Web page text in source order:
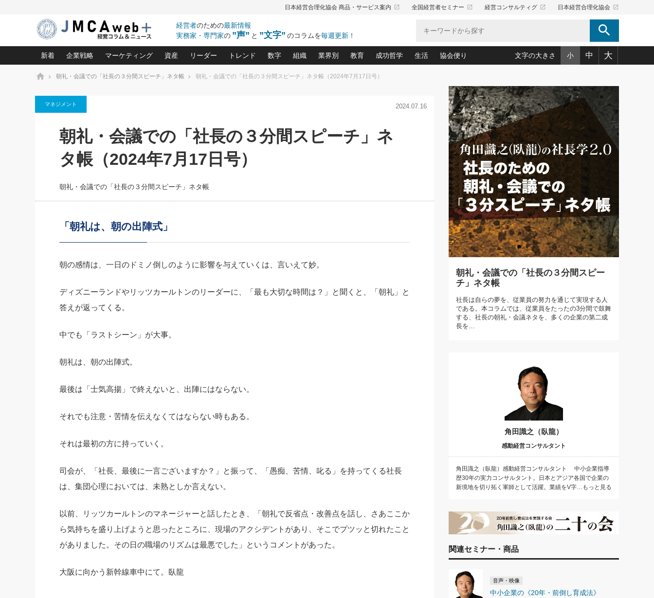
日本経営合理化協会 商品・サービス案内 launch 全国経営者セミナー launch 経営コンサルティグ launch 日本経営合理化協会 launch
経営者のための最新情報
実務家・専門家の ”声” と ”文字” のコラムを毎週更新！ search
新着
2026.08.7
相談15：銀行がやたらと固定金
利を勧めてきます！やはり固定
がよいのでしょうか！
2026.08.7
第153回「内需企業があっとい
う間にグローバル成長企業に」
FOOD & LIFE COMPANIES
日号）
2026.08.5 2026.08.5
第86回 「言葉狩り」
企業戦略
中小企業の「１位づくり」戦略(96)
利益を最大化する「業務改善」横田尚哉氏(5)
強い会社を築く ビジネス・クリニック(240)
日本レーザー「人を大切にしながら利益を上げる経営」の極意
(3)
武器としてのM&A入門(3)
社長のための“儲かる通販”戦略視点(151)
継続経営 百話百行(85)
マーケティング
ロングセラーの玉手箱(9)
大復活＆快進撃！ユニバーサルスタジオジャパンの成功要因と
は(5)
資産
中国経済の最新動向(204)
事業承継の前に、決めておきたい、知っておきたい、やってお
きたいコト(12)
会社と社長のための資産管理講座(95)
深読み企業分析(153)
リーダー
ピョートル・F・グジバチの『経営戦略の新常識』(12)
指導者たる者かくあるべし(635)
朝礼・会議での「社長の３分間スピーチ」ネタ帳(159)
楠木建の「経営知になる考え方」(57)
次もあなたにお願いしたいと思われる「一流の仕事術」(28)
トレンド
北村森の「今月のヒット商品」(109)
次の売れ筋をつかむ術(102)
社長のメシの種 4.0(206)
数字
おカネが残る決算書にするために、やっておきたいこと(34)
会社を守り抜くための緊急対策(100)
強い決算書の会社はココが違う！(36)
賢い社長の「経理財務の見どころ・勘どころ・ツッコミどこ
組織
職場の生産性を下げるハラスメントの予防策(10)
賃金決定の定石(68)
顧客・社員・社会から支持される「ウェルビーイング経営入
業界別
大久保一彦の“流行る”お店の仕組みづくり(210)
柿内幸夫─社長のための現場改善(174)
教育
あなただからお願いしたいと思われる 気配りの達人(127)
クレーム対応 実践マニュアル(92)
クレーム対応の新知識と新常識(57)
デキル社員に育てる！ 社員教育の決め手(203)
東川鷹年の「中小企業の人育て」(38)
業績アップにつながる！ワンランク上の手紙・メール術(100)
欧米資産家に学ぶ二世教育(100)
成功哲学
中国哲学に学ぶ 不況は会社守成の好機(38)
令和時代の「社長の人間力の磨き方」(86)
先人の名句名言の教え 東洋思想に学ぶ経営学(132)
渡部昇一の「日本の指導者たち」(32)
経営に活かす“十八史略”(30)
生活
おのころ心平の ──社長のための「か・ら・だマネジメント」
(50)
デジタルＡＶを味方に！新・仕事術(180)
リーダー脳の鍛え方(32)
ワインを楽しむ基礎レッスン(12)
必読！社長が読むべき今月の4冊(88)
眼と耳で楽しむ読書術(162)
社長の「氣」(30)
米国スポーツ・ビジネスに学ぶ心理学(98)
高橋一喜の『これぞ！"本物の温泉"』(157)
協会便り
「愛読者通信」著者インタビュー(44)
ビジネス見聞録 経営ニュース(100)
作間信司の経営無形庵(けいえいむぎょうあん)(166)
経営セミナー情報局(1)
繁栄への着眼点 牟田太陽(76)
講話を聞いて学ぼう 実学・耳学・磨く「ミミガク」のすすめ
(7)
文字の大きさ 小 中 大
ホーム 朝礼・会議での「社長の３分間スピーチ」ネタ帳 朝礼・会議での「社長の３分間スピーチ」ネタ帳（2024年7月17日号）
マネジメント 2024.07.16
朝礼・会議での「社長の３分間スピーチ」ネ
タ帳（2024年7月17日号）
朝礼・会議での「社長の３分間スピーチ」ネタ帳
「朝礼は、朝の出陣式」
朝の感情は、一日のドミノ倒しのように影響を与えていくは、言いえて妙。
ディズニーランドやリッツカールトンのリーダーに、「最も大切な時間は？」と聞くと、「朝礼」と
答えが返ってくる。
中でも「ラストシーン」が大事。
朝礼は、朝の出陣式。
最後は「士気高揚」で終えないと、出陣にはならない。
それでも注意・苦情を伝えなくてはならない時もある。
それは最初の方に持っていく。
司会が、「社長、最後に一言ございますか？」と振って、「愚痴、苦情、叱る」を持ってくる社長
は、集団心理においては、未熟としか言えない。
以前、リッツカールトンのマネージャーと話したとき、「朝礼で反省点・改善点を話し、さあここか
ら気持ちを盛り上げようと思ったところに、現場のアクシデントがあり、そこでプツッと切れたこと
がありました。その日の職場のリズムは最悪でした」というコメントがあった。
大阪に向かう新幹線車中にて。臥龍
朝礼・会議での「社長の３分間スピー
チ」ネタ帳
社長は自らの夢を、従業員の努力を通じて実現する人
である。本コラムでは、従業員をたったの3分間で鼓舞
する、社長の朝礼・会議ネタを、多くの企業の第二成
長を…
角田識之（臥龍）
感動経営コンサルタント
角田識之（臥龍）感動経営コンサルタント 中小企業指導
歴30年の実力コンサルタント。日本とアジア各国で企業の
新境地を切り拓く軍師として活躍。業績をV字…もっと見る
関連セミナー・商品
音声・映像
中小企業の《20年・前倒し育成法》